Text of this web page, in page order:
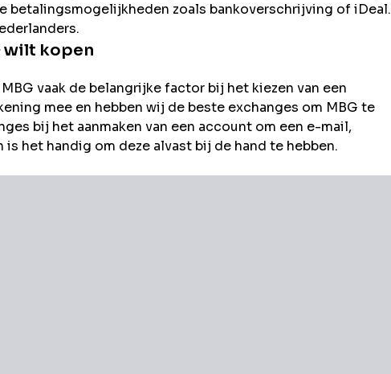
betalingsmogelijkheden zoals bankoverschrijving of iDeal.
wilt kopen
MBG vaak de belangrijke factor bij het kiezen van een
mee en hebben wij de beste exchanges om MBG te
bij het aanmaken van een account om een e-mail,
het handig om deze alvast bij de hand te hebben.